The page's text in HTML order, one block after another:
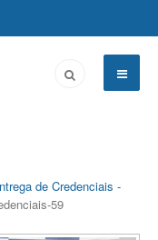
de Credenciais -
59